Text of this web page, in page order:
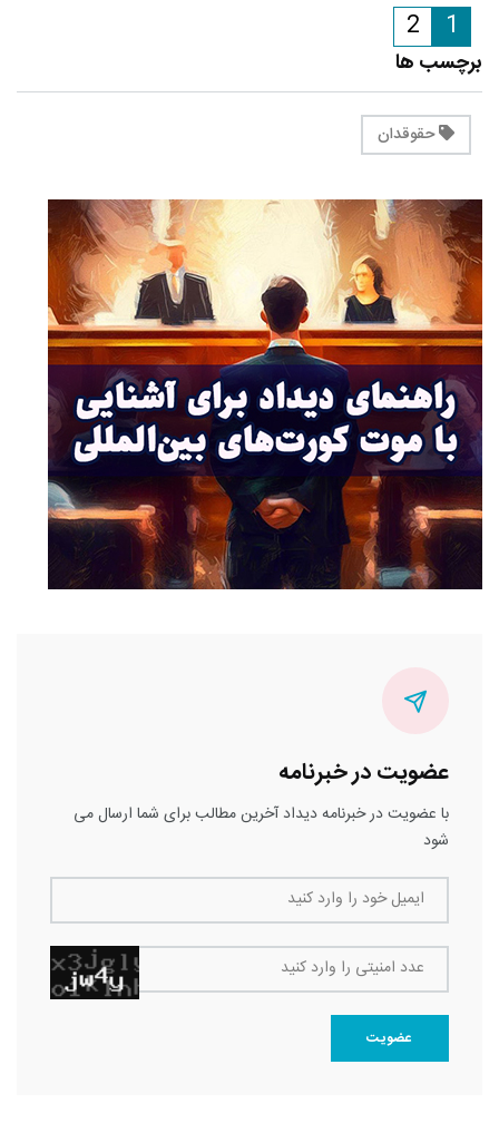
1
2
برچسب ها
حقوقدان
عضویت در خبرنامه
با عضویت در خبرنامه دیداد آخرین مطالب برای شما ارسال می
شود
ایمیل خود را وارد کنید
عدد امنیتی را وارد کنید
عضویت